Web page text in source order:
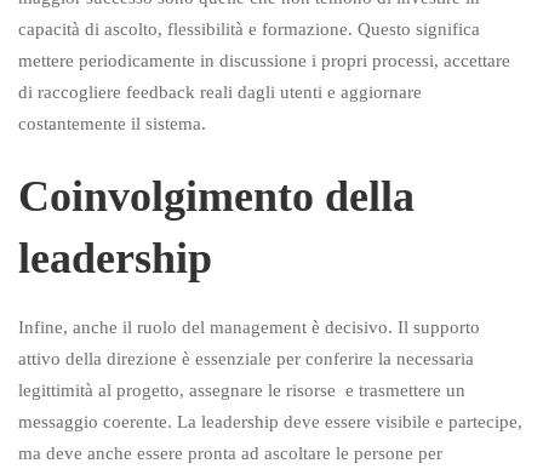
capacità di ascolto, flessibilità e formazione. Questo significa
mettere periodicamente in discussione i propri processi, accettare
di raccogliere feedback reali dagli utenti e aggiornare
costantemente il sistema.
Coinvolgimento della
leadership
Infine, anche il ruolo del management è decisivo. Il supporto
attivo della direzione è essenziale per conferire la necessaria
legittimità al progetto, assegnare le risorse e trasmettere un
messaggio coerente. La leadership deve essere visibile e partecipe,
ma deve anche essere pronta ad ascoltare le persone per